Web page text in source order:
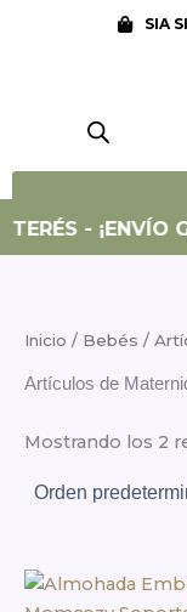
SIA
- ¡ENVÍO
Inicio / Bebés /
Artículos de
Mostrando los 2